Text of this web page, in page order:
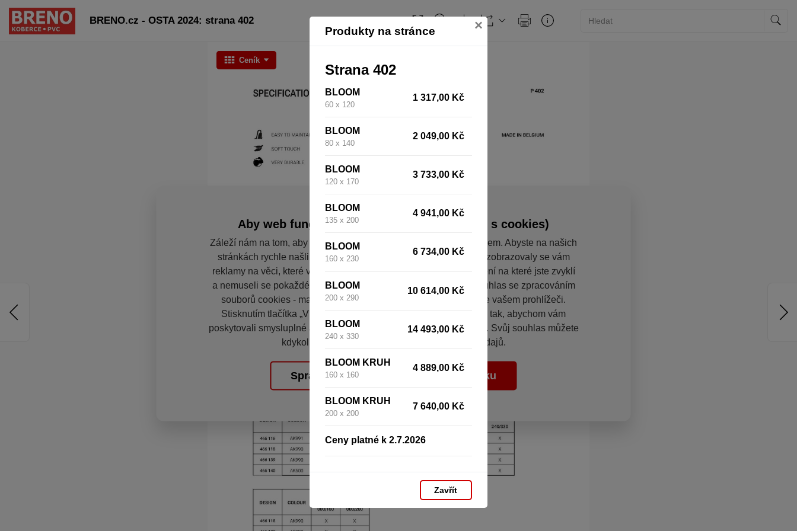
Produkty na stránce ×
Strana 402
BLOOM
60 x 120
1 317,00 Kč
BLOOM
80 x 140
2 049,00 Kč
BLOOM
120 x 170
3 733,00 Kč
BLOOM
135 x 200
4 941,00 Kč
BLOOM
160 x 230
6 734,00 Kč
BLOOM
200 x 290
10 614,00 Kč
BLOOM
240 x 330
14 493,00 Kč
BLOOM KRUH
160 x 160
4 889,00 Kč
BLOOM KRUH
200 x 200
7 640,00 Kč
Ceny platné k 2.7.2026
Zavřít
BRENO.cz - OSTA 2024: strana 402
Ceník
Aby web fungoval tak, jak ho znáte (souhlas s cookies)
Záleží nám na tom, aby pro vás nakupování bylo co nejlepší zážitkem. Abyste na našich
stránkách rychle našli to, co hledáte, ušetřili spoustu klikání a nezobrazovaly se vám
reklamy na věci, které vás nezajímají. Abyste web viděli v zobrazení na které jste zvyklí
a nemuseli se pokaždé přihlašovat. Proto od vás potřebujeme souhlas se zpracováním
souborů cookies - malých souborů, které se dočasně ukládají ve vašem prohlížeči.
Stisknutím tlačítka „V pořádku“ souhlasíte s nastavením cookies tak, abychom vám
poskytovali smysluplné a užitečné služby na základě vašich údajů. Svůj souhlas můžete
kdykoli změnit na stránce zpracování osobních údajů.
Spravovat cookies V pořádku